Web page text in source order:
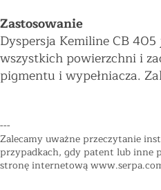
Zastosowanie
Dyspersja Kemiline CB
wszystkich powierzchni i
pigmentu i wypełniacza.
---
Zalecamy uważne przeczytanie
przypadkach, gdy patent lub inne
stronę internetową